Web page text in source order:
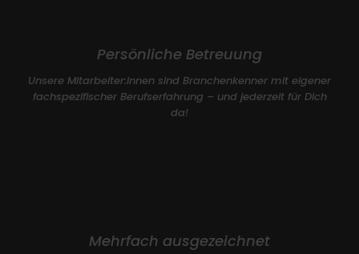
Persönliche Betreuung
Unsere Mitarbeiter:innen sind Branchenkenner mit eigener
fachspezifischer Berufserfahrung – und jederzeit für Dich
da!
Mehrfach ausgezeichnet